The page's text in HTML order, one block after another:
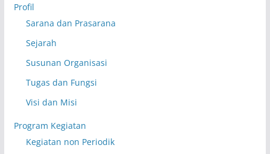
Profil
Sarana dan Prasarana
Sejarah
Susunan Organisasi
Tugas dan Fungsi
Visi dan Misi
Program Kegiatan
Kegiatan non Periodik